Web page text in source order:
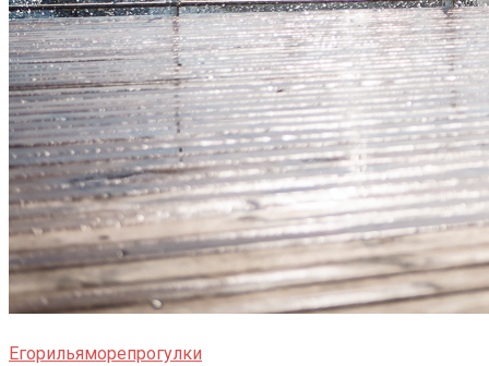
Егорильяморепрогулки